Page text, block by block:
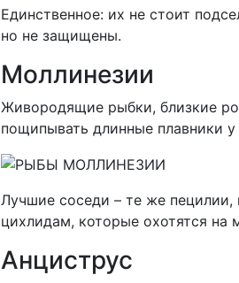
Единственное: их не стоит
но не защищены.
Моллинезии
Живородящие рыбки, близкие
пощипывать длинные плавники
Лучшие соседи – те же
цихлидам, которые охотятся на
Анциструс